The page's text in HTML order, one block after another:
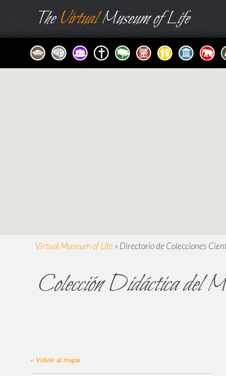
TheVirtualMuseum of Life
Virtual Museum of Life » Directorio de Colecciones
Colección Didáctica del
« Volver al mapa